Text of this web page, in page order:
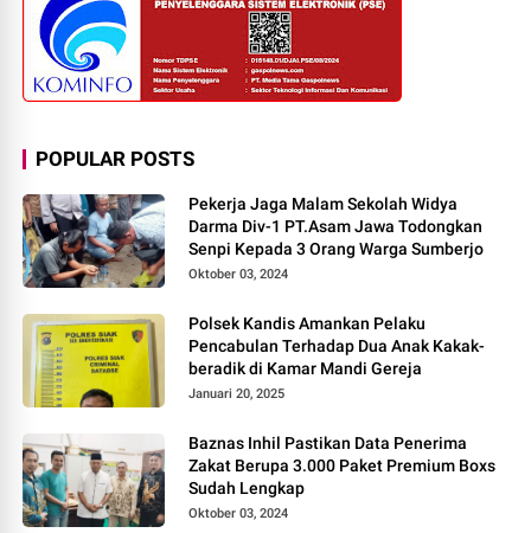
POPULAR POSTS
Pekerja Jaga Malam Sekolah Widya
Darma Div-1 PT.Asam Jawa Todongkan
Senpi Kepada 3 Orang Warga Sumberjo
Oktober 03, 2024
Polsek Kandis Amankan Pelaku
Pencabulan Terhadap Dua Anak Kakak-
beradik di Kamar Mandi Gereja
Januari 20, 2025
Baznas Inhil Pastikan Data Penerima
Zakat Berupa 3.000 Paket Premium Boxs
Sudah Lengkap
Oktober 03, 2024